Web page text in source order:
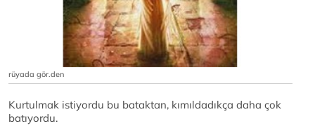
rüyada gör.den
Kurtulmak istiyordu bu bataktan, kımıldadıkça daha çok
batıyordu.